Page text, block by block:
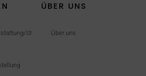
Steuerfrei
ÜBER UNS
Über uns